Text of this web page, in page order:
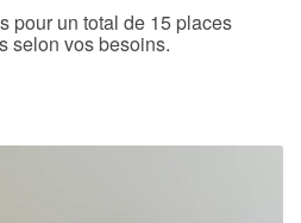
pour un total de 15 places
selon vos besoins.